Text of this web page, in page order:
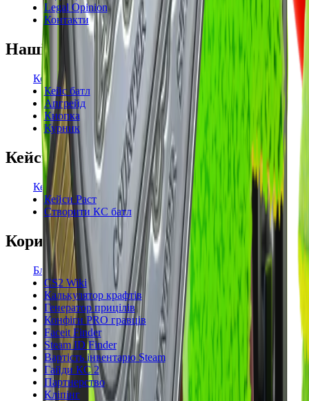
Legal Opinion
Контакти
Наші режими
Кейси
Кейс батл
Апгрейд
Кнопка
Курник
Кейси
Кейси КС2
Кейси Раст
Створити КС батл
Корисне
Блог
CS2 Wiki
Калькулятор крафтів
Генератор прицілів
Конфіги PRO гравців
Faceit Finder
Steam ID Finder
Вартість інвентарю Steam
Гайди КС 2
Партнерство
Кліпінг